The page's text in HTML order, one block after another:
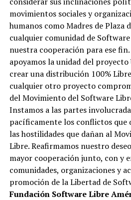
movimientos sociales y
humanos como Madres de Plaza
cualquier comunidad de
nuestra cooperación para ese
apoyamos la unidad del
crear una distribución 100%
cualquier otro proyecto
del Movimiento del Software
Instamos a las partes
pacíficamente los conflictos que
las hostilidades que dañan al
Libre. Reafirmamos nuestro
mayor cooperación junto, con y
comunidades, organizaciones y
promoción de la Libertad de
Fundación Software Libre